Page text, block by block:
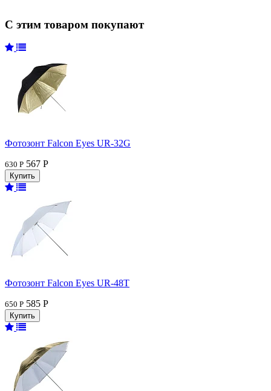
С этим товаром покупают
Фотозонт Falcon Eyes UR-32G
630 Р 567 Р
Фотозонт Falcon Eyes UR-48T
650 Р 585 Р